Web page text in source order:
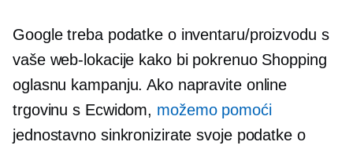
Google treba podatke o inventaru/proizvodu s
vaše web-lokacije kako bi pokrenuo Shopping
oglasnu kampanju. Ako napravite online
trgovinu s Ecwidom, možemo pomoći
jednostavno sinkronizirate svoje podatke o